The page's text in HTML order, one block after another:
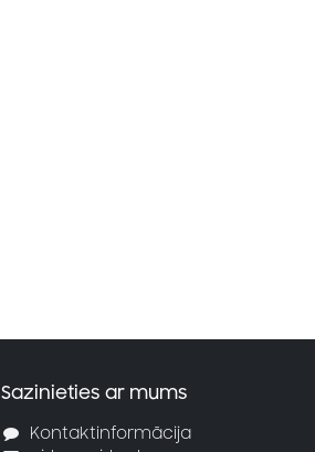
Sazinieties ar mums
Kontaktinformācija